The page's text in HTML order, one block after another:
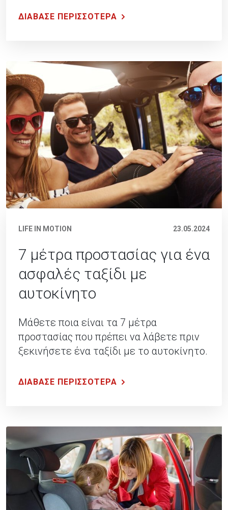
ΔΙΑΒΑΣΕ ΠΕΡΙΣΣΟΤΕΡΑ
LIFE IN MOTION 23.05.2024
7 μέτρα προστασίας για ένα
ασφαλές ταξίδι με
αυτοκίνητο
Μάθετε ποια είναι τα 7 μέτρα
προστασίας που πρέπει να λάβετε πριν
ξεκινήσετε ένα ταξίδι με το αυτοκίνητο.
ΔΙΑΒΑΣΕ ΠΕΡΙΣΣΟΤΕΡΑ